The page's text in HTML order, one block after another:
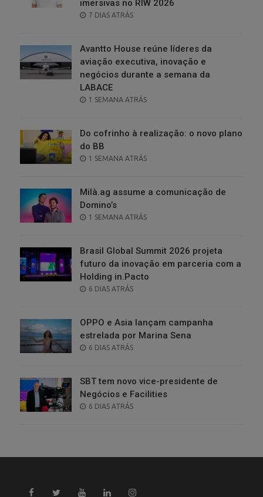
imersivas no RIW 2026
POSTED
7 DIAS ATRÁS
Avantto House reúne líderes da
aviação executiva, inovação e
negócios durante a semana da
LABACE
POSTED
1 SEMANA ATRÁS
Do cofrinho à realização: o novo plano
do BB
POSTED
1 SEMANA ATRÁS
Milà.ag assume a comunicação de
Domino’s
POSTED
1 SEMANA ATRÁS
Brasil Global Summit 2026 projeta
futuro da inovação em parceria com a
Holding in.Pacto
POSTED
6 DIAS ATRÁS
OPPO e Asia lançam campanha
estrelada por Marina Sena
POSTED
6 DIAS ATRÁS
SBT tem novo vice-presidente de
Negócios e Facilities
POSTED
6 DIAS ATRÁS